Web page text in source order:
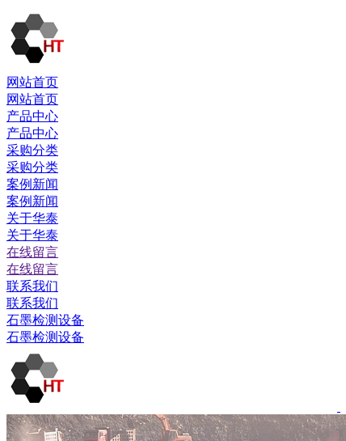
网站首页
网站首页
产品中心
产品中心
采购分类
采购分类
案例新闻
案例新闻
关于华泰
关于华泰
在线留言
在线留言
联系我们
联系我们
石墨检测设备
石墨检测设备